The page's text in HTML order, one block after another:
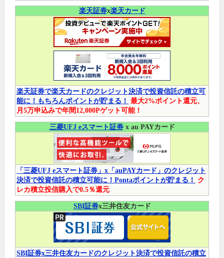
楽天証券x楽天カード
楽天証券で楽天カードのクレジット決済で投資信託の積立可
能に！もちろんポイントが貯まる！ 最大2%ポイント還元、
月5万申込みで年間12,000Pゲット可能！
三菱UFJ eスマート証券x au PAYカード
「三菱UFJ eスマート証券」x「auPAYカード」のクレジット
決済で投資信託の積立可能に！Pontaポイントが貯まる！
ク
レカ積立投信購入で0.5％還元
SBI証券x三井住友カード
SBI証券x三井住友カードのクレジット決済で投資信託の積立